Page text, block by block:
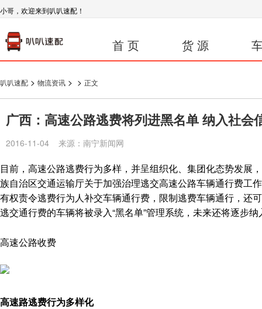
小哥，欢迎来到叭叭速配！
首 页 货 源
叭叭速配 > 物流资讯 > > 正文
广西：高速公路逃费将列进黑名单 纳入社会
2016-11-04 来源：南宁新闻网
目前，高速公路逃费行为多样，并呈组织化、集团化态势发展
族自治区交通运输厅关于加强治理逃交高速公路车辆通行费工
有权责令逃费行为人补交车辆通行费，限制逃费车辆通行，还
逃交通行费的车辆将被录入“黑名单”管理系统，未来还将逐步
高速公路收费
高速路逃费行为多样化